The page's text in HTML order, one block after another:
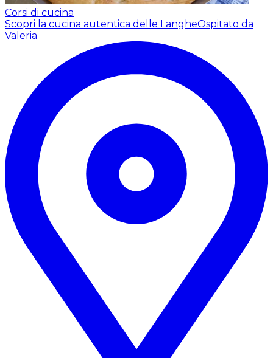
Corsi di cucina
Scopri la cucina autentica delle LangheOspitato da
Valeria